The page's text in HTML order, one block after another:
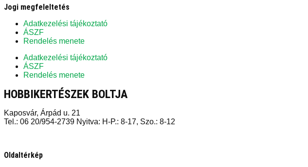
Jogi megfeleltetés
Adatkezelési tájékoztató
ÁSZF
Rendelés menete
Adatkezelési tájékoztató
ÁSZF
Rendelés menete
HOBBIKERTÉSZEK BOLTJA
Kaposvár, Árpád u. 21
Tel.: 06 20/954-2739 Nyitva: H-P.: 8-17, Szo.: 8-12
Oldaltérkép